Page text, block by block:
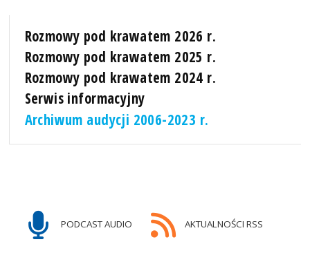
Rozmowy pod krawatem 2026 r.
Rozmowy pod krawatem 2025 r.
Rozmowy pod krawatem 2024 r.
Serwis informacyjny
Archiwum audycji 2006-2023 r.
PODCAST AUDIO AKTUALNOŚCI RSS